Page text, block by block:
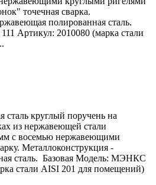
точечная сварка.
полированная сталь.
Артикул: 2010080 (марка стали
круглый поручень на
из нержавеющей стали
с восемью нержавеющими
Металлоконструкция -
сталь. Базовая Модель: МЭНКС
стали AISI 201 для помещений)